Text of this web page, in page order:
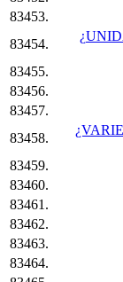
83453.
83454.
83455.
83456.
83457.
83458.
83459.
83460.
83461.
83462.
83463.
83464.